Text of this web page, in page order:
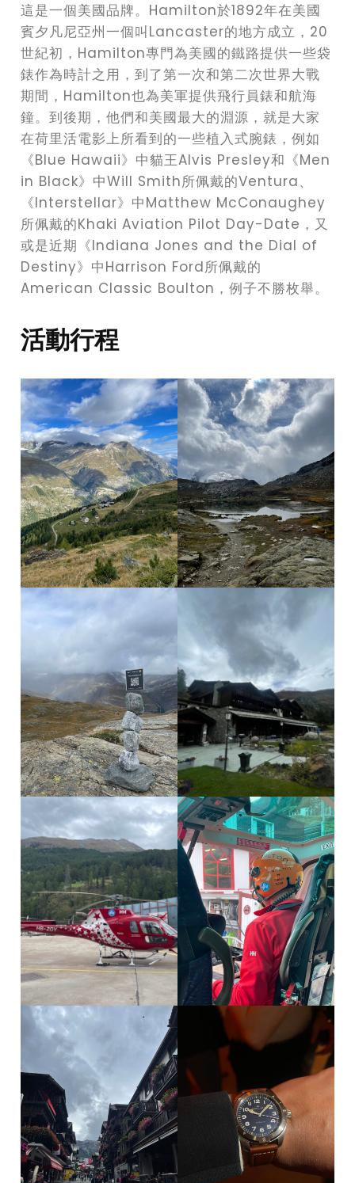
這是一個美國品牌。Hamilton於1892年在美國
賓夕凡尼亞州一個叫Lancaster的地方成立，20
世紀初，Hamilton專門為美國的鐵路提供一些袋
錶作為時計之用，到了第一次和第二次世界大戰
期間，Hamilton也為美軍提供飛行員錶和航海
鐘。到後期，他們和美國最大的淵源，就是大家
在荷里活電影上所看到的一些植入式腕錶，例如
《Blue Hawaii》中貓王Alvis Presley和《Men
in Black》中Will Smith所佩戴的Ventura、
《Interstellar》中Matthew McConaughey
所佩戴的Khaki Aviation Pilot Day-Date，又
或是近期《Indiana Jones and the Dial of
Destiny》中Harrison Ford所佩戴的
American Classic Boulton，例子不勝枚舉。
活動行程